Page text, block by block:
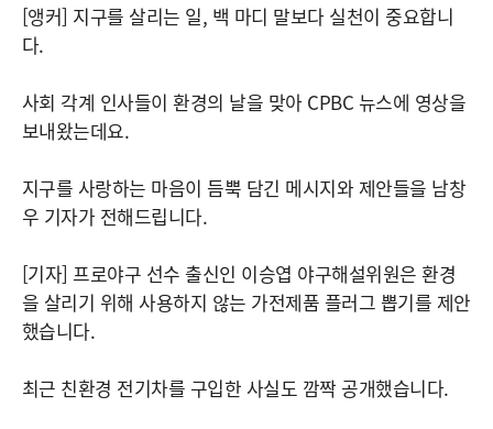
[앵커] 지구를 살리는 일, 백 마디 말보다 실천이 중요합니
다.
사회 각계 인사들이 환경의 날을 맞아 CPBC 뉴스에 영상을
보내왔는데요.
지구를 사랑하는 마음이 듬뿍 담긴 메시지와 제안들을 남창
우 기자가 전해드립니다.
[기자] 프로야구 선수 출신인 이승엽 야구해설위원은 환경
을 살리기 위해 사용하지 않는 가전제품 플러그 뽑기를 제안
했습니다.
최근 친환경 전기차를 구입한 사실도 깜짝 공개했습니다.